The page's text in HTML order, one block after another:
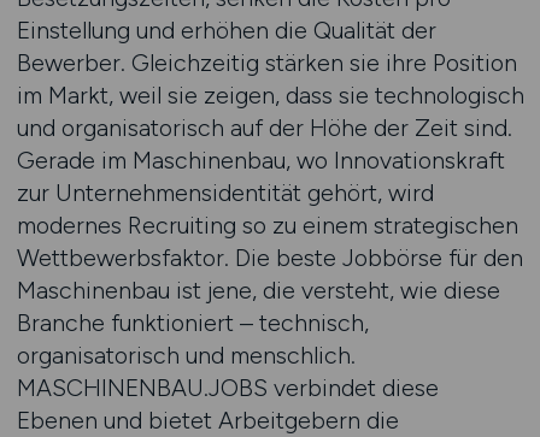
Einstellung und erhöhen die Qualität der
Bewerber. Gleichzeitig stärken sie ihre Position
im Markt, weil sie zeigen, dass sie technologisch
und organisatorisch auf der Höhe der Zeit sind.
Gerade im Maschinenbau, wo Innovationskraft
zur Unternehmensidentität gehört, wird
modernes Recruiting so zu einem strategischen
Wettbewerbsfaktor. Die beste Jobbörse für den
Maschinenbau ist jene, die versteht, wie diese
Branche funktioniert – technisch,
organisatorisch und menschlich.
MASCHINENBAU.JOBS verbindet diese
Ebenen und bietet Arbeitgebern die